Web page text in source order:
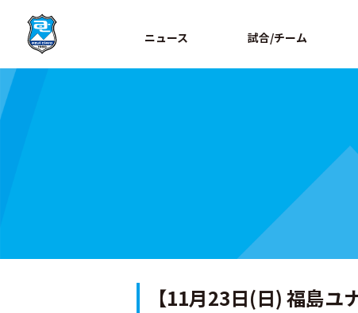
ニュース 試合/チーム
【11月23日(日) 福島